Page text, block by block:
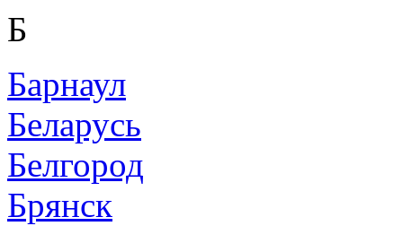
Б
Барнаул
Беларусь
Белгород
Брянск